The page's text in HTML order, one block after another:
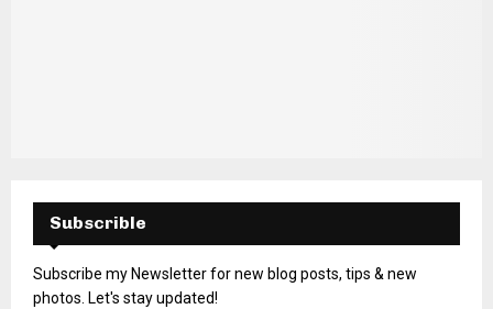
Subscrible
Subscribe my Newsletter for new blog posts, tips & new
photos. Let's stay updated!